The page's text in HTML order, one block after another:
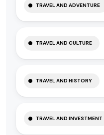
TRAVEL AND ADVENTURE
TRAVEL AND CULTURE
TRAVEL AND HISTORY
TRAVEL AND INVESTMENT